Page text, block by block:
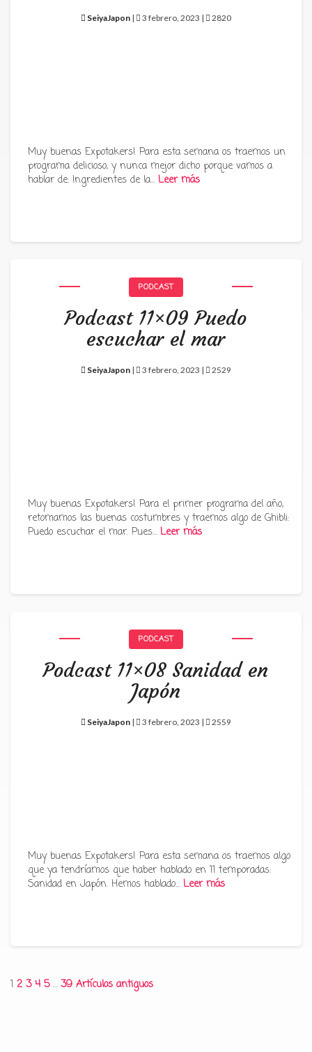
SeiyaJapon | 3 febrero, 2023 | 2820
Muy buenas Expotakers! Para esta semana os traemos un
programa delicioso, y nunca mejor dicho porque vamos a
hablar de: Ingredientes de la… Leer más
PODCAST
Podcast 11×09 Puedo
escuchar el mar
SeiyaJapon | 3 febrero, 2023 | 2529
Muy buenas Expotakers! Para el primer programa del año,
retomamos las buenas costumbres y traemos algo de Ghibli:
Puedo escuchar el mar. Pues… Leer más
PODCAST
Podcast 11×08 Sanidad en
Japón
SeiyaJapon | 3 febrero, 2023 | 2559
Muy buenas Expotakers! Para esta semana os traemos algo
que ya tendríamos que haber hablado en 11 temporadas:
Sanidad en Japón. Hemos hablado… Leer más
Paginación
1 2 3 4 5 … 39 Artículos antiguos